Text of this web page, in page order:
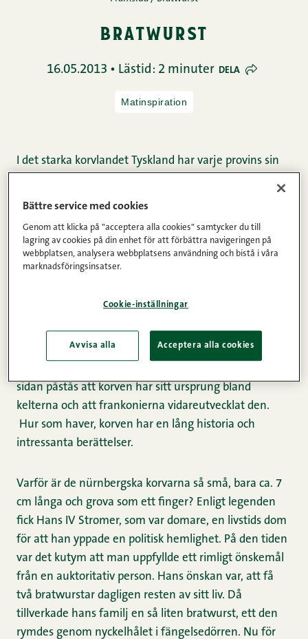
bratwurst
16.05.2013 • Lästid: 2 minuter DELA
Matinspiration
I det starka korvlandet Tyskland har varje provins sin
rå eller färdigkokt. Vid tillverkningen av Bratwurst
används vanligen griskött som kryddas med örter, lök
och salt. I Tyskland är bratwursten starkare kryddad än
Någon noggrann uppgift om bratwurstens tillkomst
finns inte. I Thyringen finns material, där denna
sidan påstås att korven har sitt ursprung bland
kelterna och att frankonierna vidareutvecklat den.
Hur som haver, korven har en lång historia och
intressanta berättelser.
Varför är de nürnbergska korvarna så små, bara ca. 7
cm långa och grova som ett finger? Enligt legenden
fick Hans IV Stromer, som var domare, en livstids dom
för att han yppade en politisk hemlighet. På den tiden
var det kutym att man uppfyllde ett rimligt önskemål
från en auktoritativ person. Hans önskan var, att få
två bratwurstar dagligen resten av sitt liv. Då
tillverkade hans familj en så liten bratwurst, ett den
rymdes genom nyckelhålet i fängelsedörren. Nu för
Bättre service med cookies
Genom att klicka på "acceptera alla cookies" samtycker du till
lagring av cookies på din enhet för att förbättra navigeringen på
webbplatsen, analysera webbplatsens användning och bistå i våra
marknadsföringsinsatser.
Cookie-inställningar
Avvisa alla Acceptera alla cookies